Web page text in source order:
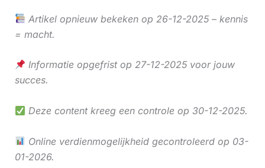
Artikel opnieuw bekeken op 26-12-2025 – kennis
= macht.
Informatie opgefrist op 27-12-2025 voor jouw
succes.
Deze content kreeg een controle op 30-12-2025.
Online verdienmogelijkheid gecontroleerd op 03-
01-2026.